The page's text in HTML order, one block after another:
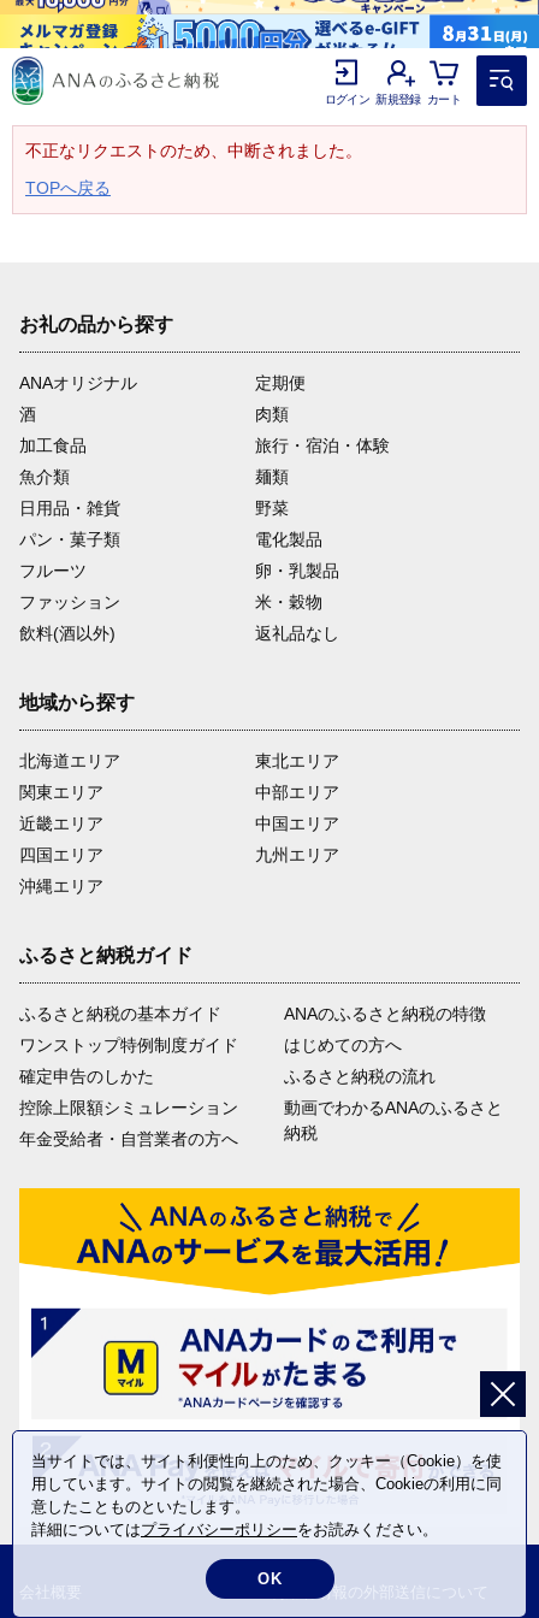
ログイン 新規登録 カート
不正なリクエストのため、中断されました。
TOPへ戻る
お礼の品から探す
ANAオリジナル
定期便
酒
肉類
加工食品
旅行・宿泊・体験
魚介類
麺類
日用品・雑貨
野菜
パン・菓子類
電化製品
フルーツ
卵・乳製品
ファッション
米・穀物
飲料(酒以外)
返礼品なし
地域から探す
北海道エリア
関東エリア
近畿エリア
四国エリア
沖縄エリア
東北エリア
中部エリア
中国エリア
九州エリア
ふるさと納税ガイド
ふるさと納税の基本ガイド
ワンストップ特例制度ガイド
確定申告のしかた
控除上限額シミュレーション
年金受給者・自営業者の方へ
ANAのふるさと納税の特徴
はじめての方へ
ふるさと納税の流れ
動画でわかるANAのふるさと
納税
会社概要
利用者情報の外部送信について
当サイトでは、サイト利便性向上のため、クッキー（Cookie）を使
用しています。サイトの閲覧を継続された場合、Cookieの利用に同
意したことものといたします。
詳細についてはプライバシーポリシーをお読みください。
OK